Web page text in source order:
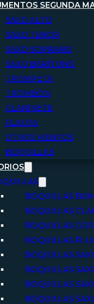
SEGUNDA
SAXO ALTO
SAXO TENOR
SAXO SOPRANO
SAXO BARÍTONO
TROMPETA
TROMBÓN
CLARINETE
FLAUTA
OTROS VIENTOS
BOQUILLAS
BOQUILLAS
BOQUILLAS
BOQUILLAS
BOQUILLAS
BOQUILLAS
BOQUILLAS
BOQUILLAS
BOQUILLAS